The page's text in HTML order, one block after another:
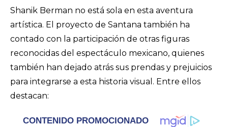
Shanik Berman no está sola en esta aventura
artística. El proyecto de Santana también ha
contado con la participación de otras figuras
reconocidas del espectáculo mexicano, quienes
también han dejado atrás sus prendas y prejuicios
para integrarse a esta historia visual. Entre ellos
destacan: